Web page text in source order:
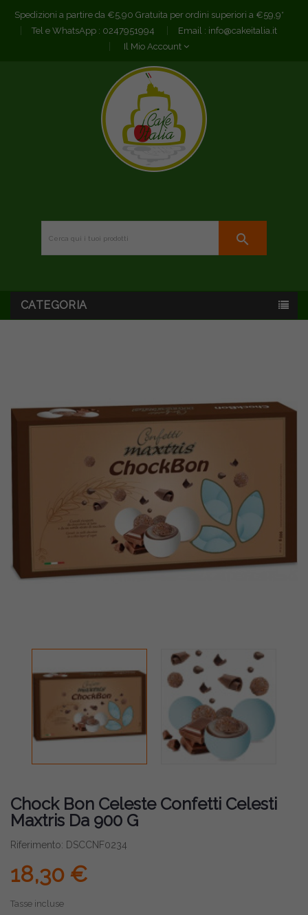
Spedizioni a partire da €5,90 Gratuita per ordini superiori a €59,9*
Tel e WhatsApp : 0247951994 Email : info@cakeitalia.it
Il Mio Account
search
CATEGORIA
Chock Bon Celeste Confetti Celesti
Maxtris Da 900 G
Riferimento: DSCCNF0234
18,30 €
Tasse incluse